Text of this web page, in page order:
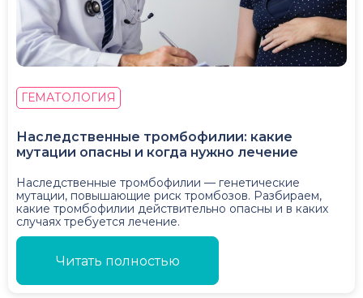
ГЕМАТОЛОГИЯ
Наследственные тромбофилии: какие
мутации опасны и когда нужно лечение
Наследственные тромбофилии — генетические
мутации, повышающие риск тромбозов. Разбираем,
какие тромбофилии действительно опасны и в каких
случаях требуется лечение.
Читать полностью